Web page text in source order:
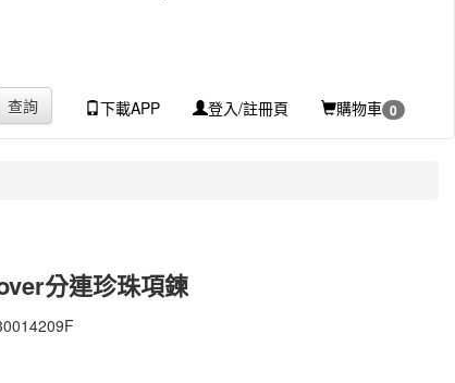
下載APP 登入/註冊頁 購物車 0
查詢
分連珍珠項鍊